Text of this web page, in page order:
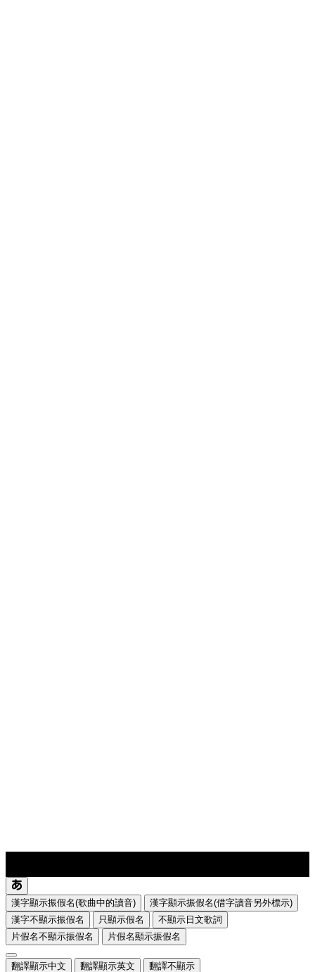
漢字顯示振假名(歌曲中的讀音)
漢字顯示振假名(借字讀音另外標示)
漢字不顯示振假名
只顯示假名
不顯示日文歌詞
片假名不顯示振假名
片假名顯示振假名
翻譯顯示中文 翻譯顯示英文 翻譯不顯示